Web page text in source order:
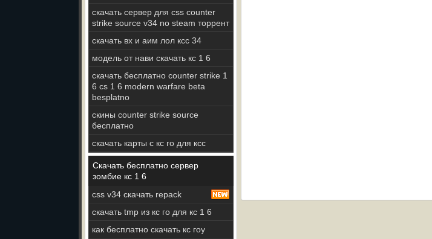
скачать сервер для css counter
strike source v34 no steam торрент
скачать вх и аим лол ксс 34
модель от нави скачать кс 1 6
скачать бесплатно counter strike 1
6 cs 1 6 modern warfare beta
besplatno
скины counter strike source
бесплатно
скачать карты с кс го для ксс
Скачать бесплатно сервер
зомбие кс 1 6
css v34 скачать repack
скачать tmp из кс го для кс 1 6
как бесплатно скачать кс гоу